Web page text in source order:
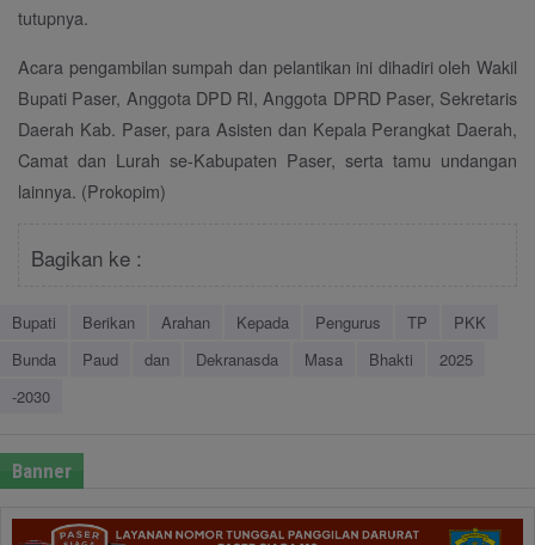
tutupnya.
Acara pengambilan sumpah dan pelantikan ini dihadiri oleh Wakil
Bupati Paser, Anggota DPD RI, Anggota DPRD Paser, Sekretaris
Daerah Kab. Paser, para Asisten dan Kepala Perangkat Daerah,
Camat dan Lurah se-Kabupaten Paser, serta tamu undangan
lainnya. (Prokopim)
Bagikan ke :
Bupati Berikan Arahan Kepada Pengurus TP
PKK
Bunda
Paud dan Dekranasda Masa Bhakti
2025
-2030
Banner